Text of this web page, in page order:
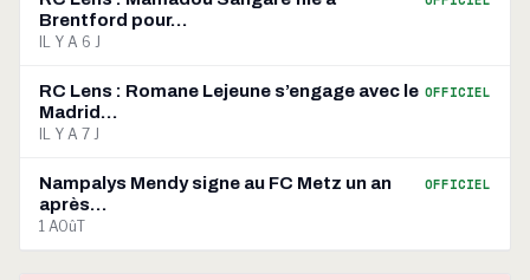
Brentford pour…
IL Y A 6 J
RC Lens : Romane Lejeune s’engage avec le
Madrid…
OFFICIEL
IL Y A 7 J
Nampalys Mendy signe au FC Metz un an
après…
OFFICIEL
1 AOûT